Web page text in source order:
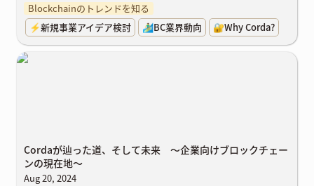
Blockchainのトレンドを知る
⚡新規事業アイデア検討
🏄‍♂️BC業界動向 🔐Why Corda?
Cordaが辿った道、そして未来 〜企業向けブロックチェーンの現在
Cordaが辿った道、そして未来 〜企業向けブロックチェー
ンの現在地〜
Aug 20, 2024